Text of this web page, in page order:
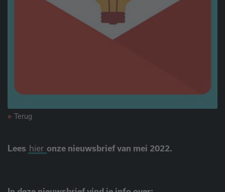
Terug
Lees hier onze nieuwsbrief van mei 2022.